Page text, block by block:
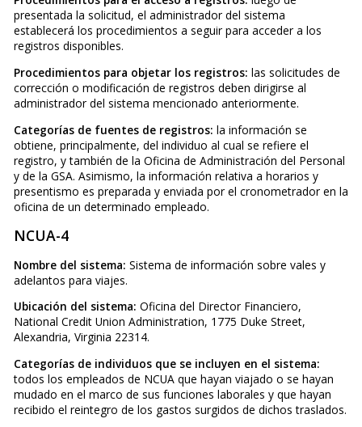
presentada la solicitud, el administrador del sistema
establecerá los procedimientos a seguir para acceder a los
registros disponibles.
Procedimientos para objetar los registros: las solicitudes de
corrección o modificación de registros deben dirigirse al
administrador del sistema mencionado anteriormente.
Categorías de fuentes de registros: la información se
obtiene, principalmente, del individuo al cual se refiere el
registro, y también de la Oficina de Administración del Personal
y de la GSA. Asimismo, la información relativa a horarios y
presentismo es preparada y enviada por el cronometrador en la
oficina de un determinado empleado.
NCUA-4
Nombre del sistema: Sistema de información sobre vales y
adelantos para viajes.
Ubicación del sistema: Oficina del Director Financiero,
National Credit Union Administration, 1775 Duke Street,
Alexandria, Virginia 22314.
Categorías de individuos que se incluyen en el sistema:
todos los empleados de NCUA que hayan viajado o se hayan
mudado en el marco de sus funciones laborales y que hayan
recibido el reintegro de los gastos surgidos de dichos traslados.